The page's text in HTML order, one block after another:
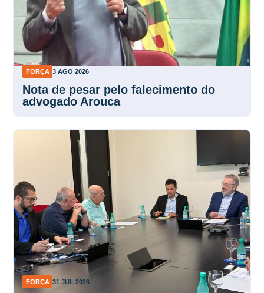
FORÇA 3 AGO 2026
Nota de pesar pelo falecimento do
advogado Arouca
FORÇA 31 JUL 2026